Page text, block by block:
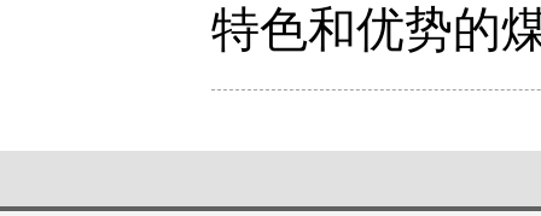
特色和优势的